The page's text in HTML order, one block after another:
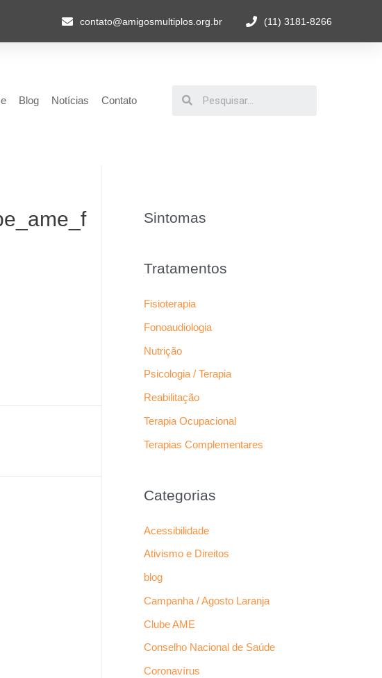
contato@amigosmultiplos.org.br (11) 3181-8266
Blog Notícias Contato
Sintomas
Tratamentos
Fisioterapia
Fonoaudiologia
Nutrição
Psicologia / Terapia
Reabilitação
Terapia Ocupacional
Terapias Complementares
Categorias
Acessibilidade
Ativismo e Direitos
blog
Campanha / Agosto Laranja
Clube AME
Conselho Nacional de Saúde
Coronavírus